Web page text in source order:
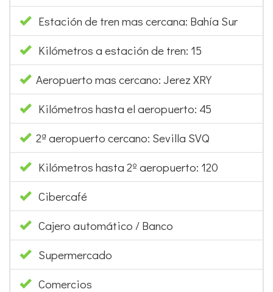
Estación de tren mas cercana: Bahía Sur
Kilómetros a estación de tren: 15
Aeropuerto mas cercano: Jerez XRY
Kilómetros hasta el aeropuerto: 45
2ª aeropuerto cercano: Sevilla SVQ
Kilómetros hasta 2º aeropuerto: 120
Cibercafé
Cajero automático / Banco
Supermercado
Comercios